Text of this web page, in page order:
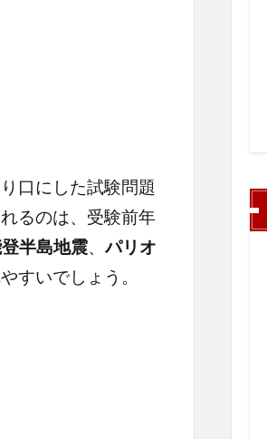
口にした試験問題
るのは、受験前年
半島地震、パリオ
すいでしょう。